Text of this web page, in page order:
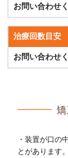
お問い合わせ
治療回数目安
お問い合わせ
・装置が口の
とがあります